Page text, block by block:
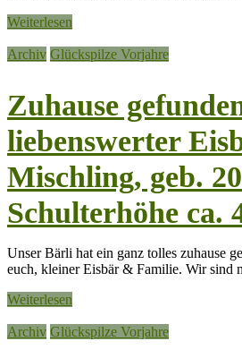
Weiterlesen
Archiv Glückspilze Vorjahre
Zuhause
liebenswerter
Mischling, geb.
Schulterhöhe ca.
Unser Bärli hat ein ganz tolles zuhause
euch, kleiner Eisbär & Familie. Wir sind
Weiterlesen
Archiv Glückspilze Vorjahre